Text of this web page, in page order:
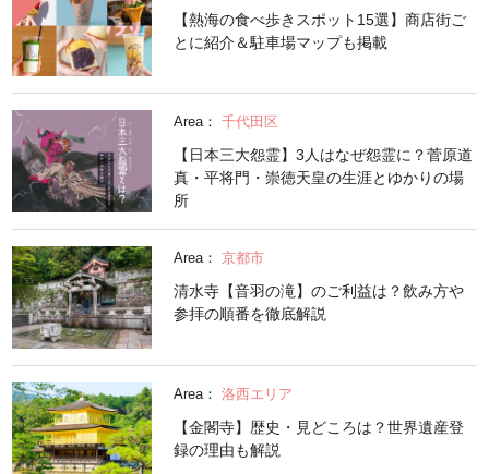
【熱海の食べ歩きスポット15選】商店街ご
とに紹介＆駐車場マップも掲載
Area： 千代田区
【日本三大怨霊】3人はなぜ怨霊に？菅原道
真・平将門・崇徳天皇の生涯とゆかりの場
所
Area： 京都市
清水寺【音羽の滝】のご利益は？飲み方や
参拝の順番を徹底解説
Area： 洛西エリア
【金閣寺】歴史・見どころは？世界遺産登
録の理由も解説